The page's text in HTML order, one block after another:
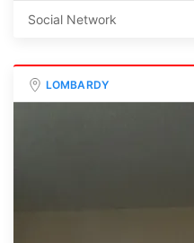
Social Network
LOMBARDY